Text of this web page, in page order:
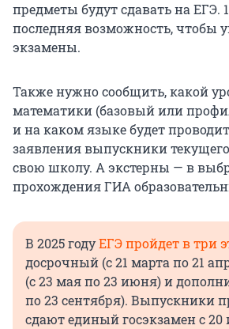
предметы будут сдавать на ЕГЭ.
последняя возможность, чтобы
экзамены.
Также нужно сообщить, какой
математики (базовый или
и на каком языке будет
заявления выпускники
свою школу. А экстерны — в
прохождения ГИА
В 2025 годуЕГЭ пройдет в три
досрочный (с 21 марта по 21
(с 23 мая по 23 июня) и
по 23 сентября). Выпускники
сдают единый госэкзамен с 20